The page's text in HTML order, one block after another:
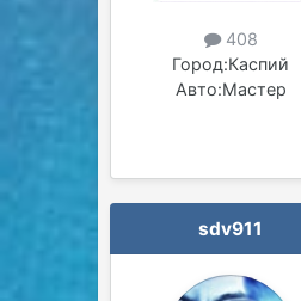
408
Город:Каспий
Авто:Мастер
sdv911